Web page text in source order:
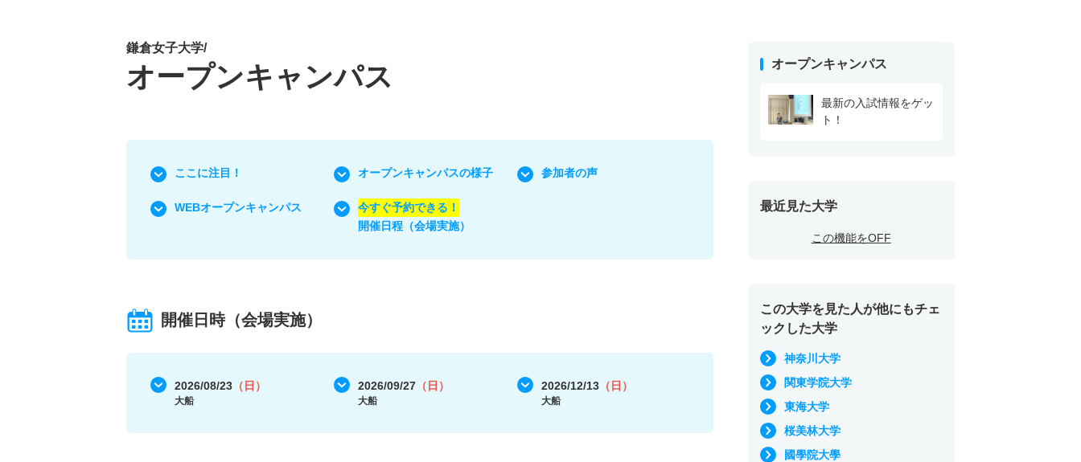
鎌倉女子大学/
オープンキャンパス
ここに注目！ オープンキャンパスの様子 参加者の声
WEBオープンキャンパス
今すぐ予約できる！
開催日程（会場実施）
開催日時（会場実施）
2026/08/23 （日）
大船
2026/09/27（日）
大船
2026/12/13（日）
大船
オープンキャンパス
最新の入試情報をゲッ
ト！
最近見た大学
この機能をOFF
この大学を見た人が他にもチェ
ックした大学
神奈川大学
関東学院大学
東海大学
桜美林大学
國學院大學